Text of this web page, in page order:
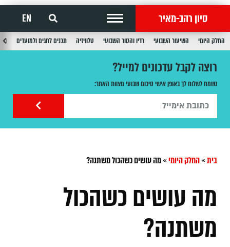
סיון רהב-מאיר EN
החלק היומי השיעור השבועי רדיו והטור השבועי טלוויזיה תכנים לחגים ולמועדים
רוצה לקבל עדכונים למייל?
נשמח לשלוח לך באופן אישי סיכום שבועי מצוות האתר:
בית»החלק היומי»מה עושים כשהכול משתנה?
מה עושים כשהכול
משתנה?